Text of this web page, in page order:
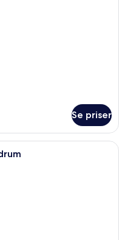
Se priser
med två sängar, en